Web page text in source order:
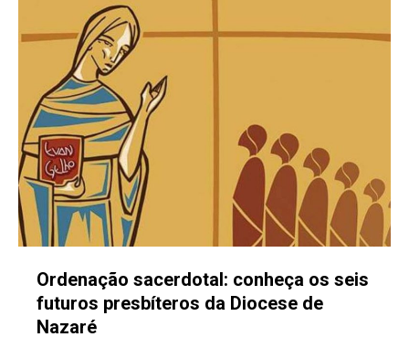
Ordenação sacerdotal: conheça os seis
futuros presbíteros da Diocese de
Nazaré